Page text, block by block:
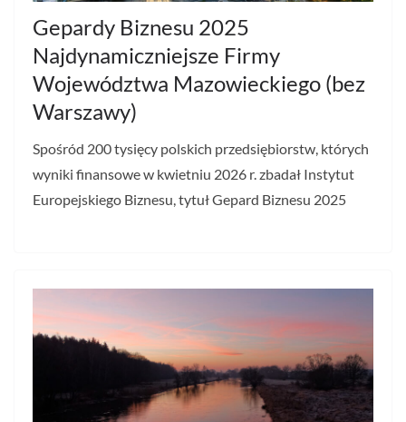
Gepardy Biznesu 2025
Najdynamiczniejsze Firmy
Województwa Mazowieckiego (bez
Warszawy)
Spośród 200 tysięcy polskich przedsiębiorstw, których
wyniki finansowe w kwietniu 2026 r. zbadał Instytut
Europejskiego Biznesu, tytuł Gepard Biznesu 2025